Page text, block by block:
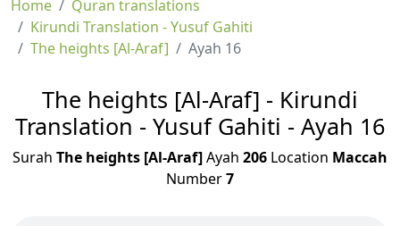
Home
Quran translations
Kirundi Translation - Yusuf Gahiti
The heights [Al-Araf]
Ayah 16
The heights [Al-Araf] - Kirundi
Translation - Yusuf Gahiti - Ayah 16
Surah The heights [Al-Araf]Ayah 206 Location Maccah
Number7